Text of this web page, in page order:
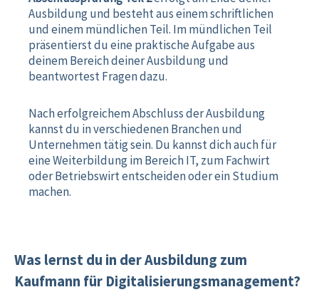
Ausbildung und besteht aus einem schriftlichen
und einem mündlichen Teil. Im mündlichen Teil
präsentierst du eine praktische Aufgabe aus
deinem Bereich deiner Ausbildung und
beantwortest Fragen dazu.
Nach erfolgreichem Abschluss der Ausbildung
kannst du in verschiedenen Branchen und
Unternehmen tätig sein. Du kannst dich auch für
eine Weiterbildung im Bereich IT, zum Fachwirt
oder Betriebswirt entscheiden oder ein Studium
machen.
Was lernst du in der Ausbildung zum
Kaufmann für Digitalisierungsmanagement?